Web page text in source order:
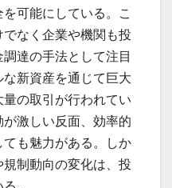
可能にしている。こ
なく企業や機関も投
達の手法として注目
新資産を通じて巨大
の取引が行われてい
激しい反面、効率的
も魅力がある。しか
制動向の変化は、投